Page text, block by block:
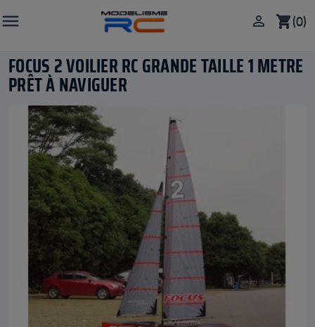
 shopping_cart(0)

FOCUS 2 VOILIER RC GRANDE TAILLE 1 METRE
PRÊT À NAVIGUER